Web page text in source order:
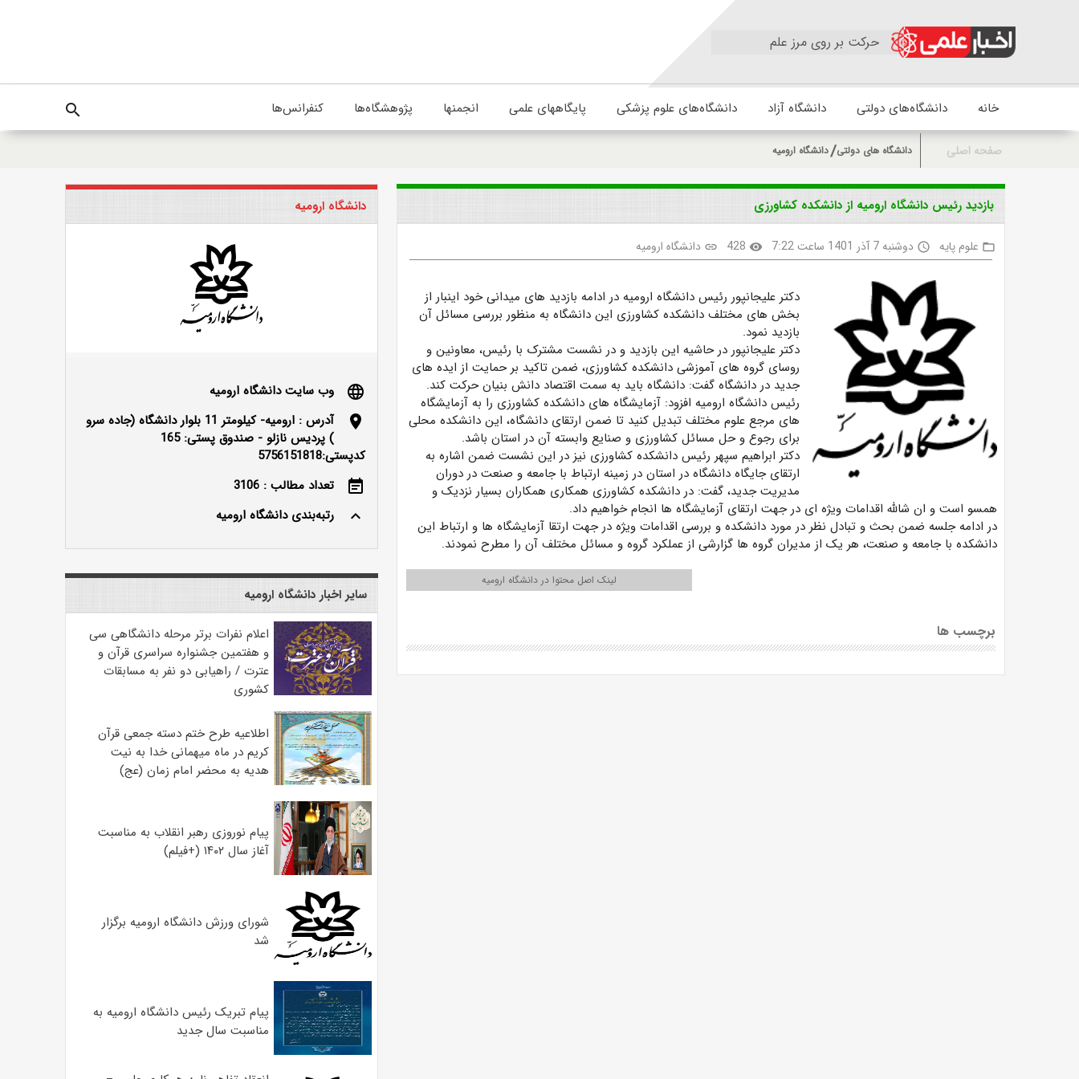
حرکت بر روی مرز علم
خانه دانشگاه‌های دولتی دانشگاه آزاد دانشگاه‌های علوم پزشکی پایگاههای علمی انجمنها پژوهشگاه‌ها کنفرانس‌ها search
صفحه اصلی دانشگاه های دولتی دانشگاه ارومیه
بازدید رئیس دانشگاه ارومیه از دانشکده کشاورزی
folder_open علوم پایه access_time دوشنبه 7 آذر 1401 ساعت 7:22 visibility
428
link دانشگاه ارومیه
دکتر علیجانپور رئیس دانشگاه ارومیه در ادامه بازدید های میدانی خود اینبار از
بخش های مختلف دانشکده کشاورزی این دانشگاه به منظور بررسی مسائل آن
بازدید نمود.
دکتر علیجانپور در حاشیه این بازدید و در نشست مشترک با رئیس، معاونین و
روسای گروه های آموزشی دانشکده کشاورزی، ضمن تاکید بر حمایت از ایده های
جدید در دانشگاه گفت: دانشگاه باید به سمت اقتصاد دانش بنیان حرکت کند.
رئیس دانشگاه ارومیه افزود: آزمایشگاه های دانشکده کشاورزی را به آزمایشگاه
های مرجع علوم مختلف تبدیل کنید تا ضمن ارتقای دانشگاه، این دانشکده محلی
برای رجوع و حل مسائل کشاورزی و صنایع وابسته آن در استان باشد.
دکتر ابراهیم سپهر رئیس دانشکده کشاورزی نیز در این نشست ضمن اشاره به
ارتقای جایگاه دانشگاه در استان در زمینه ارتباط با جامعه و صنعت در دوران
مدیریت جدید، گفت: در دانشکده کشاورزی همکاری همکاران بسیار نزدیک و
همسو است و ان شالله اقدامات ویژه ای در جهت ارتقای آزمایشگاه ها انجام خواهیم داد.
در ادامه جلسه ضمن بحث و تبادل نظر در مورد دانشکده و بررسی اقدامات ویژه در جهت ارتقا آزمایشگاه ها و ارتباط این
دانشکده با جامعه و صنعت، هر یک از مدیران گروه ها گزارشی از عملکرد گروه و مسائل مختلف آن را مطرح نمودند.
لینک اصل محتوا در دانشگاه ارومیه
برچسب ها
دانشگاه ارومیه
language
وب سایت دانشگاه ارومیه
location_on
آدرس : ارومیه- کیلومتر 11 بلوار دانشگاه (جاده سرو
) پردیس نازلو - صندوق پستی: 165
کدپستی:5756151818
event_note
تعداد مطالب : 3106
keyboard_arrow_up
رتبه‌بندی دانشگاه ارومیه
سایر اخبار دانشگاه ارومیه
اعلام نفرات برتر مرحله دانشگاهی سی
و هفتمین جشنواره سراسری قرآن و
عترت / راهیابی دو نفر به مسابقات
کشوری
اطلاعیه طرح ختم دسته جمعی قرآن
کریم در ماه میهمانی خدا به نیت
هدیه به محضر امام زمان (عج)
پیام نوروزی رهبر انقلاب به مناسبت
آغاز سال ۱۴۰۲ (+فیلم)
شورای ورزش دانشگاه ارومیه برگزار
شد
پیام تبریک رئیس دانشگاه ارومیه به
مناسبت سال جدید